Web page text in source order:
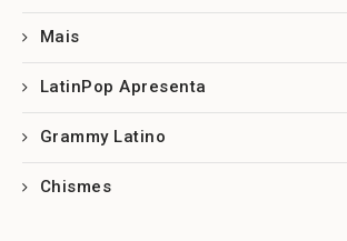
Mais
LatinPop Apresenta
Grammy Latino
Chismes